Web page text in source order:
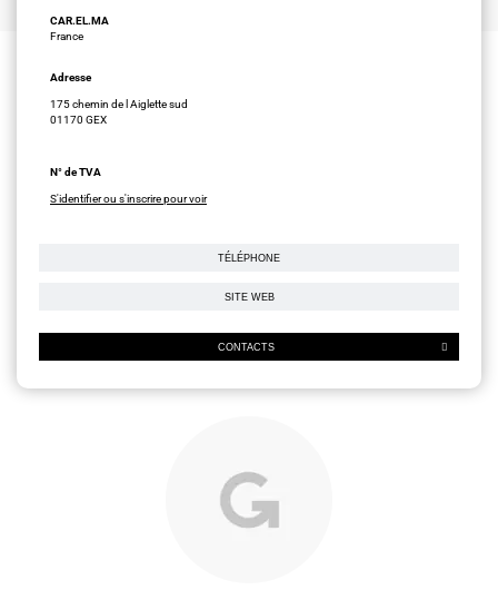
CAR.EL.MA
France
Adresse
175 chemin de l Aiglette sud
01170 GEX
N° de TVA
S'identifier ou s'inscrire pour voir
TÉLÉPHONE
SITE WEB
CONTACTS